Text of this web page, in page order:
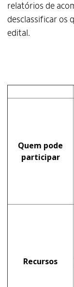
Termos de
Privacidade
relatórios de
desclassificar os
edital.
Quem pode
participar
Recursos